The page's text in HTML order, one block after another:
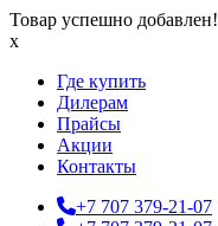
Товар успешно добавлен!
x
Где купить
Дилерам
Прайсы
Акции
Контакты
+7 707 379-21-07